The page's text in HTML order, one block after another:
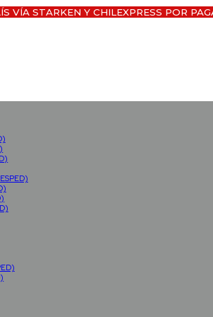
VÍA STARKEN Y CHILEXPRESS POR